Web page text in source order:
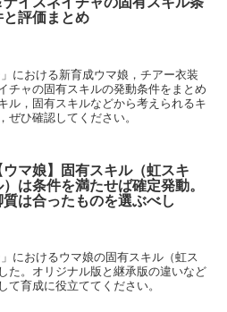
と評価まとめ
における新育成ウマ娘，チアー衣装
チャの固有スキルの発動条件をまとめ
ル，固有スキルなどから考えられるキ
ぜひ確認してください。
ウマ娘】固有スキル（虹スキ
）は条件を満たせば確定発動。
質は合ったものを選ぶべし
におけるウマ娘の固有スキル（虹ス
た。オリジナル版と継承版の違いなど
て育成に役立ててください。